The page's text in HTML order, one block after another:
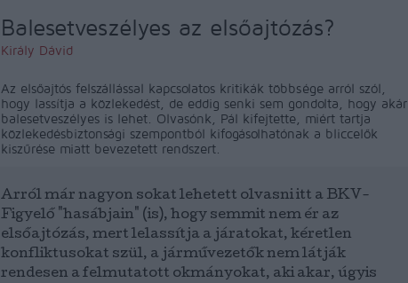
Balesetveszélyes az elsőajtózás?
Király Dávid
Az elsőajtós felszállással kapcsolatos kritikák többsége arról szól,
hogy lassítja a közlekedést, de eddig senki sem gondolta, hogy akár
balesetveszélyes is lehet. Olvasónk, Pál kifejtette, miért tartja
közlekedésbiztonsági szempontból kifogásolhatónak a bliccelők
kiszűrése miatt bevezetett rendszert.
Arról már nagyon sokat lehetett olvasni itt a BKV-
Figyelő "hasábjain" (is), hogy semmit nem ér az
elsőajtózás, mert lelassítja a járatokat, kéretlen
konfliktusokat szül, a járművezetők nem látják
rendesen a felmutatott okmányokat, aki akar, úgyis